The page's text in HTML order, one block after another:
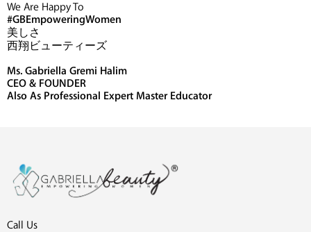
We Are Happy To
#GBEmpoweringWomen
美しさ
西翔ビューティーズ
Ms. Gabriella Gremi Halim
CEO & FOUNDER
Also As Professional Expert Master Educator
Call Us